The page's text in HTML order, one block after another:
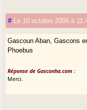
# Le 10 octobre 2006 à
Gascoun Aban, Gascons
Phoebus
Réponse de Gasconha.com :
Merci.